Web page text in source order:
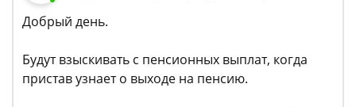
Добрый день.
Будут взыскивать с пенсионных выплат, когда
пристав узнает о выходе на пенсию.